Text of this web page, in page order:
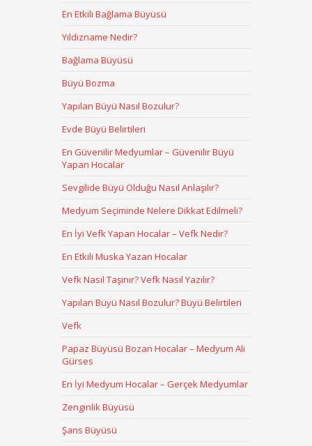
En Etkili Bağlama Büyüsü
Yıldızname Nedir?
Bağlama Büyüsü
Büyü Bozma
Yapılan Büyü Nasıl Bozulur?
Evde Büyü Belirtileri
En Güvenilir Medyumlar – Güvenilir Büyü
Yapan Hocalar
Sevgilide Büyü Olduğu Nasıl Anlaşılır?
Medyum Seçiminde Nelere Dikkat Edilmeli?
En İyi Vefk Yapan Hocalar – Vefk Nedir?
En Etkili Muska Yazan Hocalar
Vefk Nasıl Taşınır? Vefk Nasıl Yazılır?
Yapılan Büyü Nasıl Bozulur? Büyü Belirtileri
Vefk
Papaz Büyüsü Bozan Hocalar – Medyum Ali
Gürses
En İyi Medyum Hocalar – Gerçek Medyumlar
Zenginlik Büyüsü
Şans Büyüsü